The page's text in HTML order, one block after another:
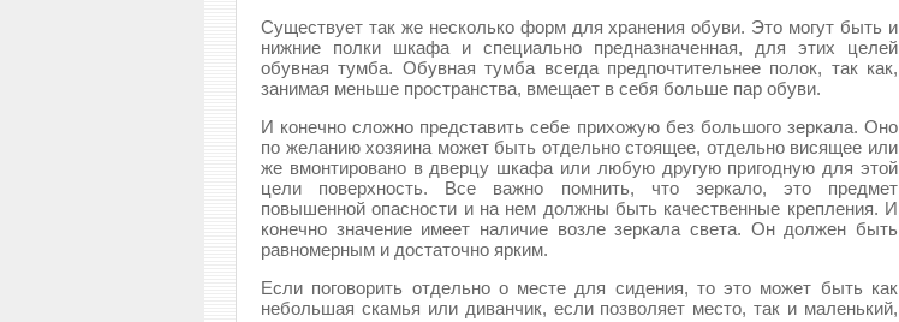
Существует так же несколько форм для хранения обуви. Это могут быть и
нижние полки шкафа и специально предназначенная, для этих целей
обувная тумба. Обувная тумба всегда предпочтительнее полок, так как,
занимая меньше пространства, вмещает в себя больше пар обуви.
И конечно сложно представить себе прихожую без большого зеркала. Оно
по желанию хозяина может быть отдельно стоящее, отдельно висящее или
же вмонтировано в дверцу шкафа или любую другую пригодную для этой
цели поверхность. Все важно помнить, что зеркало, это предмет
повышенной опасности и на нем должны быть качественные крепления. И
конечно значение имеет наличие возле зеркала света. Он должен быть
равномерным и достаточно ярким.
Если поговорить отдельно о месте для сидения, то это может быть как
небольшая скамья или диванчик, если позволяет место, так и маленький,